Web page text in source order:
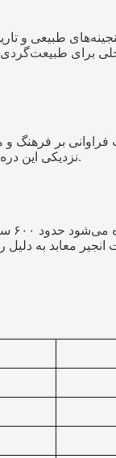
طبیعی و
نه تنها محلی
تأثیرات
نزدیکی این دره، قلعه‌ای به نام قلعه پرتغالی‌ها قرار دارد که یادگار دوران استیلای پرتغالی‌ها بر جزیره است.